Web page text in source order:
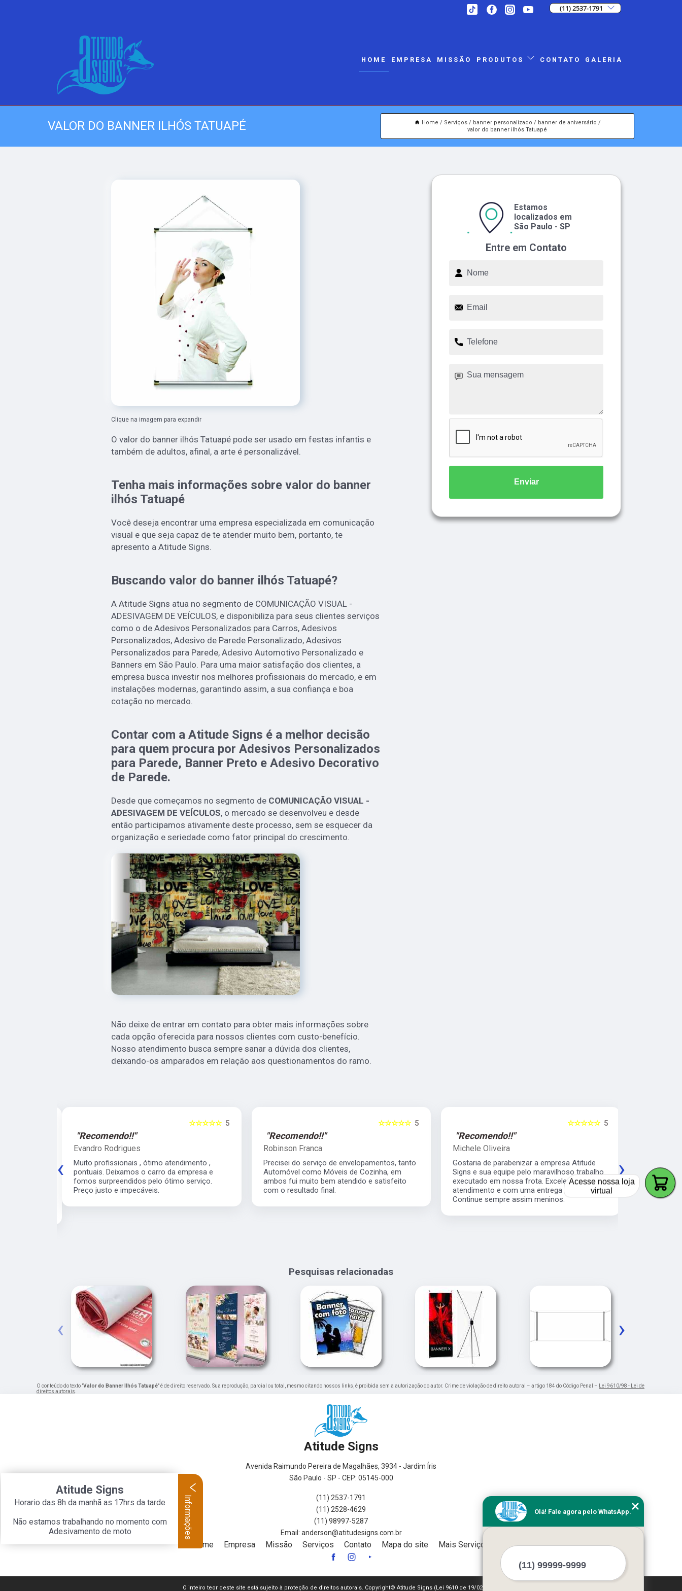
(11) 2537-1791
HOME EMPRESA MISSÃO PRODUTOS CONTATO GALERIA
VALOR DO BANNER ILHÓS TATUAPÉ Home Serviços banner personalizado
banner de aniversário
valor do banner ilhós Tatuapé
Clique na imagem para expandir
O valor do banner ilhós Tatuapé pode ser usado em festas infantis e
também de adultos, afinal, a arte é personalizável.
Tenha mais informações sobre valor do banner
ilhós Tatuapé
Você deseja encontrar uma empresa especializada em comunicação
visual e que seja capaz de te atender muito bem, portanto, te
apresento a Atitude Signs.
Buscando valor do banner ilhós Tatuapé?
A Atitude Signs atua no segmento de COMUNICAÇÃO VISUAL -
ADESIVAGEM DE VEÍCULOS, e disponibiliza para seus clientes serviços
como o de Adesivos Personalizados para Carros, Adesivos
Personalizados, Adesivo de Parede Personalizado, Adesivos
Personalizados para Parede, Adesivo Automotivo Personalizado e
Banners em São Paulo. Para uma maior satisfação dos clientes, a
empresa busca investir nos melhores profissionais do mercado, e em
instalações modernas, garantindo assim, a sua confiança e boa
cotação no mercado.
Contar com a Atitude Signs é a melhor decisão
para quem procura por Adesivos Personalizados
para Parede, Banner Preto e Adesivo Decorativo
de Parede.
Desde que começamos no segmento de COMUNICAÇÃO VISUAL -
ADESIVAGEM DE VEÍCULOS, o mercado se desenvolveu e desde
então participamos ativamente deste processo, sem se esquecer da
organização e seriedade como fator principal do crescimento.
Não deixe de entrar em contato para obter mais informações sobre
cada opção oferecida para nossos clientes com custo-benefício.
Nosso atendimento busca sempre sanar a dúvida dos clientes,
deixando-os amparados em relação aos questionamentos do ramo.
Entre em Contato
Estamos
localizados em
São Paulo - SP
Enviar
5
☆☆☆☆☆
"Recomendo!!"
Evandro Rodrigues
Muito profissionais , ótimo atendimento ,
pontuais. Deixamos o carro da empresa e
fomos surpreendidos pelo ótimo serviço.
Preço justo e impecáveis.
5
☆☆☆☆☆
"Recomendo!!"
Robinson Franca
Precisei do serviço de envelopamentos, tanto
Automóvel como Móveis de Cozinha, em
ambos fui muito bem atendido e satisfeito
com o resultado final.
5
☆☆☆☆☆
"Recomendo!!"
Michele Oliveira
Gostaria de parabenizar a empresa Atitude
Signs e sua equipe pelo maravilhoso trabalho
executado em nossa frota. Excelente
atendimento e com uma entrega rápida.
Continue sempre assim meninos.
prático e
da minha
os serviço
‹ ›
Pesquisas relacionadas
‹ ›
O conteúdo do texto "Valor do Banner Ilhós Tatuapé" é de direito reservado. Sua reprodução, parcial ou total, mesmo citando nossos links, é proibida sem a autorização do autor. Crime de violação de direito autoral – artigo 184 do Código Penal – Lei 9610/98 - Lei de
direitos autorais.
Atitude Signs
Avenida Raimundo Pereira de Magalhães, 3934 - Jardim Íris
São Paulo - SP - CEP: 05145-000
(11) 2537-1791
(11) 2528-4629
(11) 98997-5287
Home Empresa Missão Serviços Contato Mapa do site Mais Serviços
O inteiro teor deste site está sujeito à proteção de direitos autorais. Copyright© Atitude Signs (Lei 9610 de 19/02/1998)
Olá! Fale agora pelo WhatsApp.
Atitude Signs
Horario das 8h da manhã as 17hrs da tarde
Não estamos trabalhando no momento com
Adesivamento de moto
Informações
Acesse nossa loja
virtual